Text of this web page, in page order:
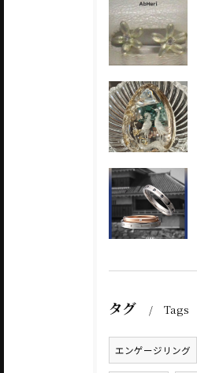
タグ Tags
エンゲージリング